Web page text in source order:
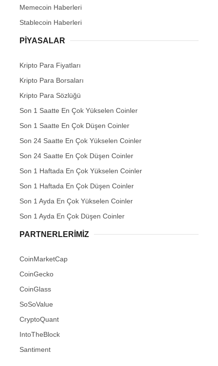
Memecoin Haberleri
Stablecoin Haberleri
PIYASALAR
Kripto Para Fiyatları
Kripto Para Borsaları
Kripto Para Sözlüğü
Son 1 Saatte En Çok Yükselen Coinler
Son 1 Saatte En Çok Düşen Coinler
Son 24 Saatte En Çok Yükselen Coinler
Son 24 Saatte En Çok Düşen Coinler
Son 1 Haftada En Çok Yükselen Coinler
Son 1 Haftada En Çok Düşen Coinler
Son 1 Ayda En Çok Yükselen Coinler
Son 1 Ayda En Çok Düşen Coinler
PARTNERLERIMIZ
CoinMarketCap
CoinGecko
CoinGlass
SoSoValue
CryptoQuant
IntoTheBlock
Santiment